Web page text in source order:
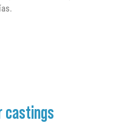
castings